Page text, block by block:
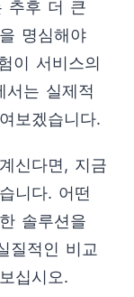
추후 더 큰
명심해야
이 서비스의
서는 실제적
보겠습니다.
신다면, 지금
니다. 어떤
솔루션을
질적인 비교
십시오.